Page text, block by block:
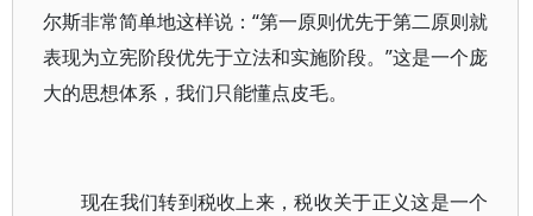
尔斯非常简单地这样说：“第一原则优先于第二原则就
表现为立宪阶段优先于立法和实施阶段。”这是一个庞
大的思想体系，我们只能懂点皮毛。
现在我们转到税收上来，税收关于正义这是一个